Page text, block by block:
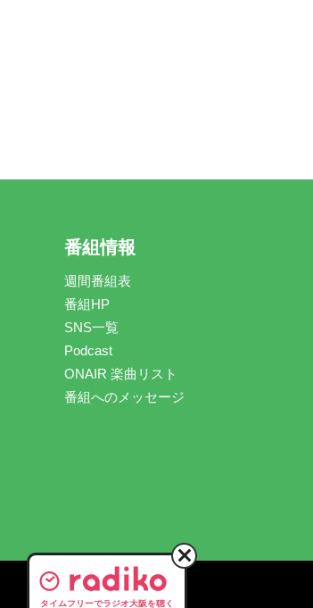
タイムフリーでラジオ大阪を聴く
番組情報
週間番組表
番組HP
SNS一覧
Podcast
ONAIR 楽曲リスト
番組へのメッセージ